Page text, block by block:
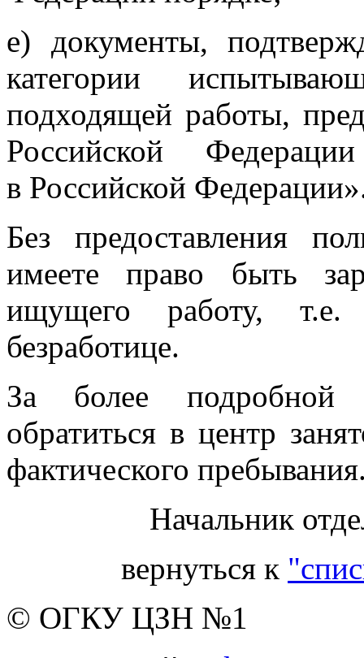
е) документы,
категории
подходящей работы,
Российской
в Российской
Без предоставления
имеете право быть
ищущего работу,
безработице.
За более подробной
обратиться в центр
фактического
Начальник
вернуться к
© ОГКУ ЦЗН №1